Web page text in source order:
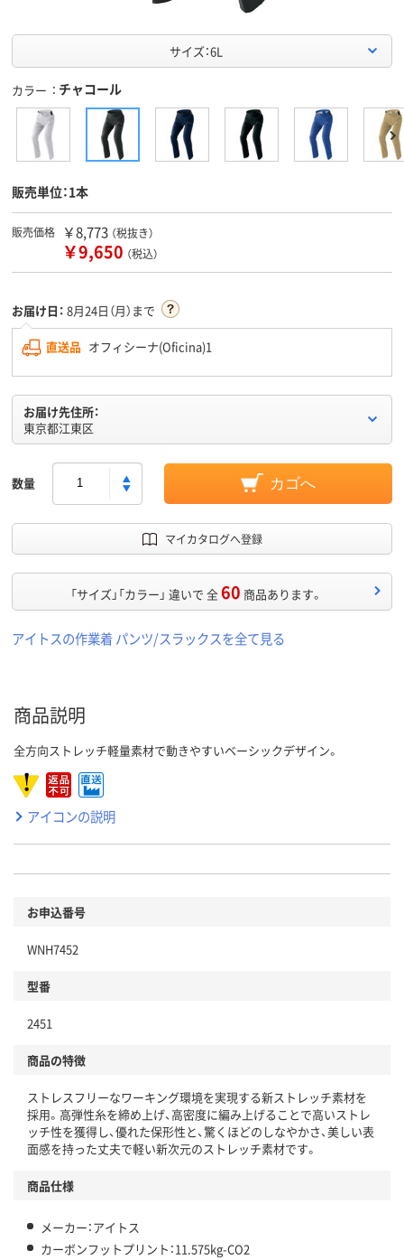
サイズ：6L
カラー チャコール
販売単位：1本
販売価格 ￥8,773 （税抜き）
￥9,650 （税込）
お届け日： 8月24日（月）まで
直送品 オフィシーナ(Oficina)1
お届け先住所：
東京都江東区
数量 カゴへ
マイカタログへ登録
「サイズ」「カラー」 違いで 全60 商品あります。
アイトスの作業着 パンツ/スラックスを全て見る
商品説明
全方向ストレッチ軽量素材で動きやすいベーシックデザイン。
アイコンの説明
お申込番号
WNH7452
型番
2451
商品の特徴
ストレスフリーなワーキング環境を実現する新ストレッチ素材を
採用。高弾性糸を締め上げ、高密度に編み上げることで高いストレ
ッチ性を獲得し、優れた保形性と、驚くほどのしなやかさ、美しい表
面感を持った丈夫で軽い新次元のストレッチ素材です。
商品仕様
メーカー：アイトス
カーボンフットプリント：11.575kg-CO2